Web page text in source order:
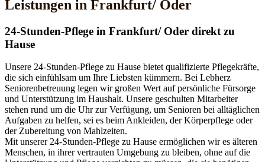
Leistungen in Frankfurt/ Oder
24-Stunden-Pflege in Frankfurt/ Oder direkt zu
Hause
Unsere 24-Stunden-Pflege zu Hause bietet qualifizierte Pflegekräfte,
die sich einfühlsam um Ihre Liebsten kümmern. Bei Lebherz
Seniorenbetreuung legen wir großen Wert auf persönliche Fürsorge
und Unterstützung im Haushalt. Unsere geschulten Mitarbeiter
stehen rund um die Uhr zur Verfügung, um Senioren bei alltäglichen
Aufgaben zu helfen, sei es beim Ankleiden, der Körperpflege oder
der Zubereitung von Mahlzeiten.
Mit unserer 24-Stunden-Pflege zu Hause ermöglichen wir es älteren
Menschen, in ihrer vertrauten Umgebung zu bleiben, ohne auf die